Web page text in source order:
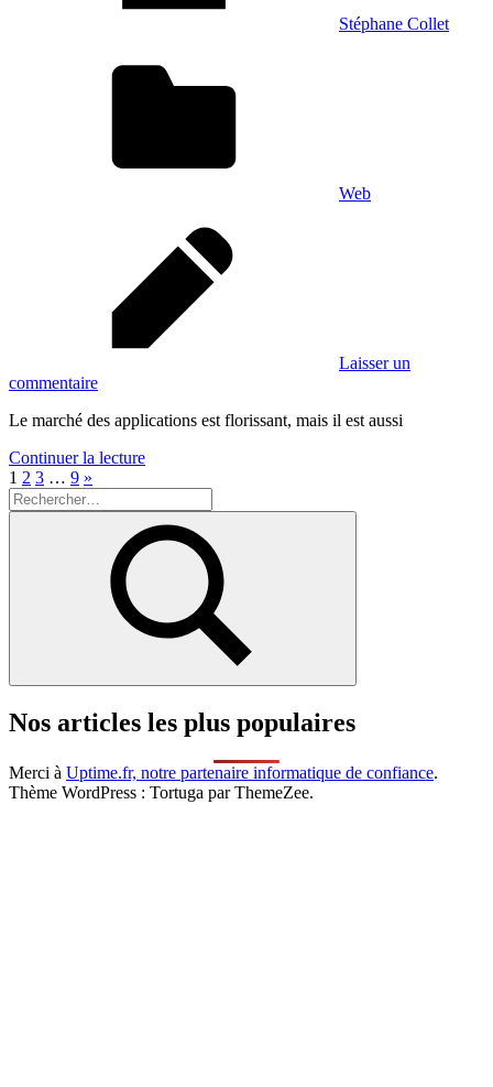
Stéphane Collet
Web
Laisser un
commentaire
Le marché des applications est florissant, mais il est aussi
Continuer la lecture
Pagination
des
publications
1 2 3 … 9 Publications
suivantes :
»
Recherche
pour :
Rechercher
Nos articles les plus populaires
Merci à Uptime.fr, notre partenaire informatique de confiance.
Thème WordPress : Tortuga par ThemeZee.